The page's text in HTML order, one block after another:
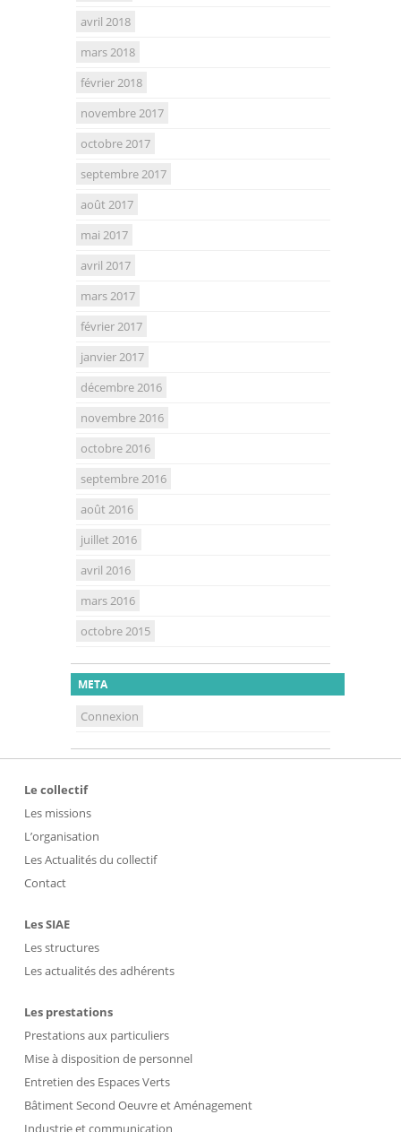
avril 2018
mars 2018
février 2018
novembre 2017
octobre 2017
septembre 2017
août 2017
mai 2017
avril 2017
mars 2017
février 2017
janvier 2017
décembre 2016
novembre 2016
octobre 2016
septembre 2016
août 2016
juillet 2016
avril 2016
mars 2016
octobre 2015
META
Connexion
Le collectif
Les missions
L’organisation
Les Actualités du collectif
Contact
Les SIAE
Les structures
Les actualités des adhérents
Les prestations
Prestations aux particuliers
Mise à disposition de personnel
Entretien des Espaces Verts
Bâtiment Second Oeuvre et Aménagement
Industrie et communication